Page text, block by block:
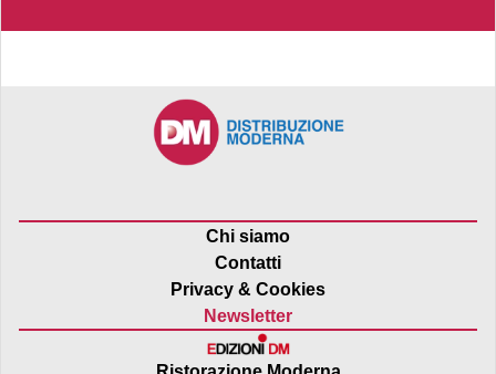
Chi siamo
Contatti
Privacy & Cookies
Newsletter